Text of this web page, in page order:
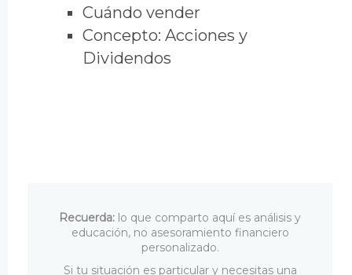
Cuándo vender
Concepto: Acciones y
Dividendos
Recuerda: lo que comparto aquí es análisis y
educación, no asesoramiento financiero
personalizado.
Si tu situación es particular y necesitas una